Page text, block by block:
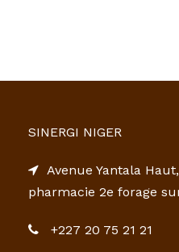
SINERGI NIGER
Avenue Yantala
pharmacie 2e forage
+227 20 75 21 21